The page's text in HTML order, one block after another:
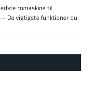
romaskine til
De vigtigste funktioner du